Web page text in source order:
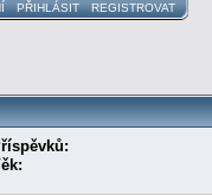
PŘIHLÁSIT REGISTROVAT